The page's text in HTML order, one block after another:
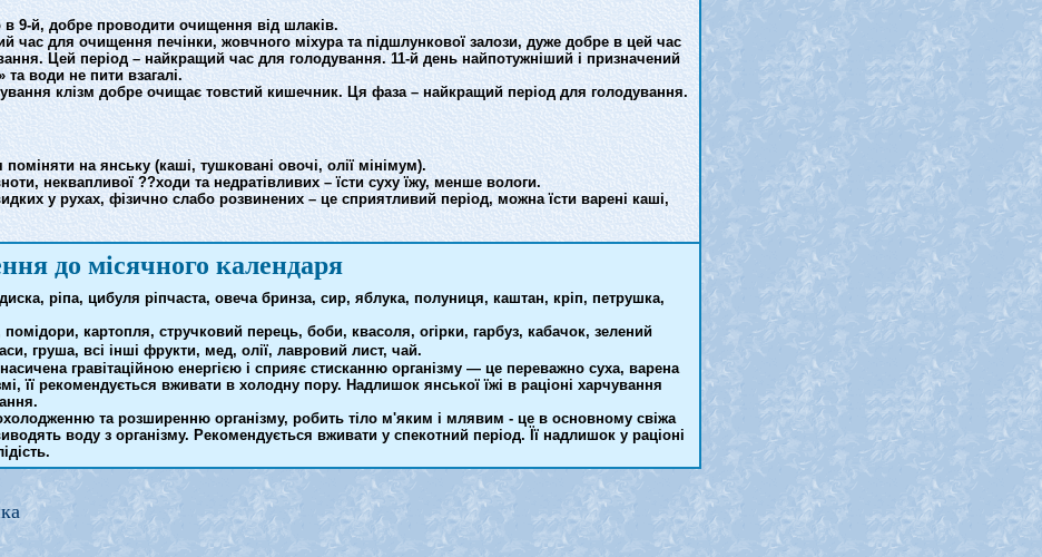
в 9-й, добре проводити очищення від шлаків.
час для очищення печінки, жовчного міхура та підшлункової залози, дуже добре в цей час
Цей період – найкращий час для голодування. 11-й день найпотужніший і призначений
води не пити взагалі.
клізм добре очищає товстий кишечник. Ця фаза – найкращий період для голодування.
на янську (каші, тушковані овочі, олії мінімум).
неквапливої ??ходи та недратівливих – їсти суху їжу, менше вологи.
у рухах, фізично слабо розвинених – це сприятливий період, можна їсти варені каші,
до місячного календаря
ріпа, цибуля ріпчаста, овеча бринза, сир, яблука, полуниця, каштан, кріп, петрушка,
картопля, стручковий перець, боби, квасоля, огірки, гарбуз, кабачок, зелений
груша, всі інші фрукти, мед, олії, лавровий лист, чай.
гравітаційною енергією і сприяє стисканню організму — це переважно суха, варена
її рекомендується вживати в холодну пору. Надлишок янської їжі в раціоні харчування
та розширенню організму, робить тіло м'яким і млявим - це в основному свіжа
воду з організму. Рекомендується вживати у спекотний період. Її надлишок у раціоні